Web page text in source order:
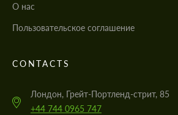
О нас
Пользовательское соглашение
CONTACTS
Лондон, Грейт-Портленд-стрит, 85
+44 744 0965 747